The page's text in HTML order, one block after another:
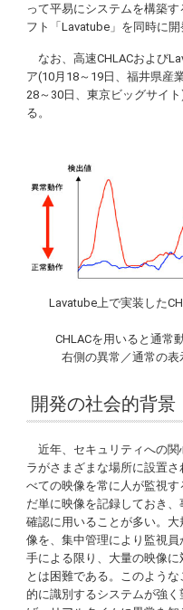
って平易にシステムを構築
フト「Lavatube 」を同時に開
なお、高速CHLACおよび
ア(10月18～19日、福井県産
28～30日、東京ビッグサイ
る。
Lavatube上で実装した
CHLACを用いると通常
右側の異常／通常の表
開発の社会的背景
近年、セキュリティへの関
ラがさまざまな場所に設置
べての映像を常に人が監視
だ単に映像を記録しておき
確認に用いることが多い。
像を、集中管理により監視
手による限り、大量の映像
とは困難である。このよう
的に識別するシステムが強